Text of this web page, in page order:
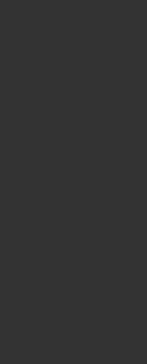
EL PELO SWALLOWTAIL